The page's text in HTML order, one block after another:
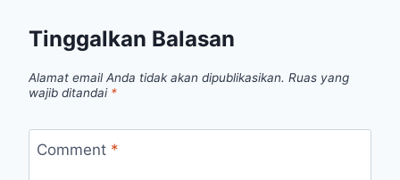
Tinggalkan Balasan
Alamat email Anda tidak akan dipublikasikan. Ruas yang
wajib ditandai *
Comment *